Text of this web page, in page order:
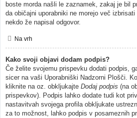
boste morda našli le zaznamek, zakaj je bil
da običajni uporabniki ne morejo več
nekdo že napisal odgovor.
Na vrh
Kako svoji objavi dodam podpis?
Če želite svojemu prispevku dodati podpis,
sicer na vaši Uporabniški Nadzorni Plošči.
kliknite na oz. obkljukajte Dodaj podpis (na
prispevkov). Podpis lahko dodate tudi kot
nastavitvah svojega profila obkljukate
za to možnost, lahko podpis v posameznih